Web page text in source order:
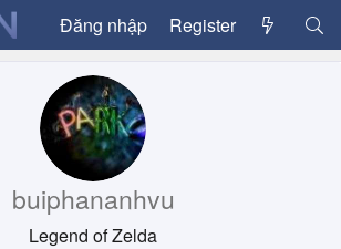
Đăng nhập Register
buiphananhvu
Legend of Zelda